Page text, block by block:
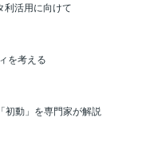
利活用に向けて
を考える
初動」を専門家が解説